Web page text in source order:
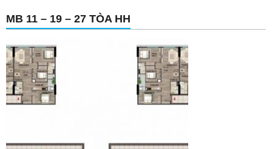
MB 11 – 19 – 27 TÒA HH